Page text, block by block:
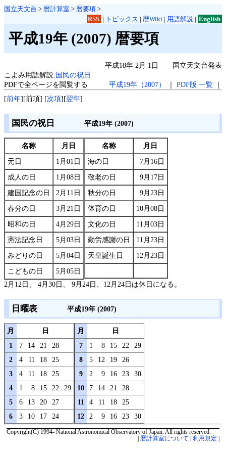
国立天文台 > 暦計算室 > 暦要項 >
RSS | トピックス | 暦Wiki| 用語解説| English
平成19年 (2007) 暦要項
平成18年 2月 1日 国立天文台発表
こよみ用語解説:国民の祝日
PDFで全ページを閲覧する 平成19年（2007） ｜ PDF版 一覧 ｜
[前年][前項] [次項][翌年]
国民の祝日平成19年 (2007)
名称
月日
元日
1月01日
成人の日
1月08日
建国記念の日
2月11日
春分の日
3月21日
昭和の日
4月29日
憲法記念日
5月03日
みどりの日
5月04日
こどもの日
5月05日
名称
月日
海の日
7月16日
敬老の日
9月17日
秋分の日
9月23日
体育の日
10月08日
文化の日
11月03日
勤労感謝の日
11月23日
天皇誕生日
12月23日
2月12日、 4月30日、 9月24日、12月24日は休日になる。
日曜表平成19年 (2007)
月
日
1
7 14 21
28
2
4 11 18
25
3
4 11 18
25
4
1 8 15 22
29
5
6 13 20
27
6
3 10 17 24
月
日
7
1 8 15 22
29
8
5 12 19
26
9
2 9 16 23
30
10
7 14 21
28
11
4 11 18
25
12
2 9 16 23 30
Copyright(C) 1994- National Astronomical Observatory of Japan. All rights reserved.
暦計算室について 利用規定